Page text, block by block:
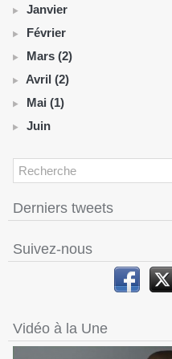
Janvier
Février
Mars (2)
Avril (2)
Mai (1)
Juin
Derniers tweets
Suivez-nous
Vidéo à la Une